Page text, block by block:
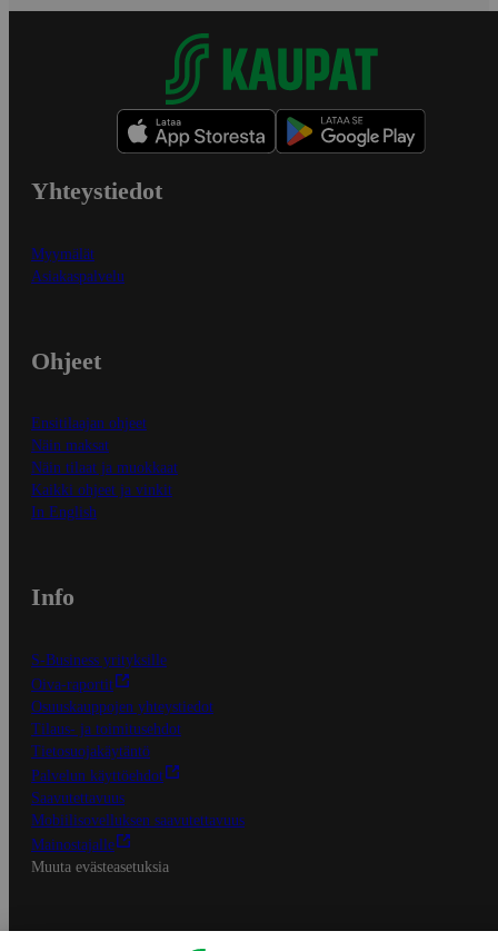
Yhteystiedot
Myymälät
Asiakaspalvelu
Ohjeet
Ensitilaajan ohjeet
Näin maksat
Näin tilaat ja muokkaat
Kaikki ohjeet ja vinkit
In English
Info
S-Business yrityksille
Oiva-raportit
Osuuskauppojen yhteystiedot
Tilaus- ja toimitusehdot
Tietosuojakäytäntö
Palvelun käyttöehdot
Saavutettavuus
Mobiilisovelluksen saavutettavuus
Mainostajalle
Muuta evästeasetuksia